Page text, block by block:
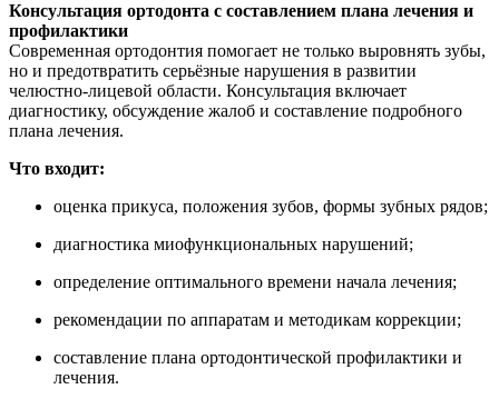
Консультация ортодонта с составлением плана лечения и
профилактики
Современная ортодонтия помогает не только выровнять зубы,
но и предотвратить серьёзные нарушения в развитии
челюстно-лицевой области. Консультация включает
диагностику, обсуждение жалоб и составление подробного
плана лечения.
Что входит:
оценка прикуса, положения зубов, формы зубных рядов;
диагностика миофункциональных нарушений;
определение оптимального времени начала лечения;
рекомендации по аппаратам и методикам коррекции;
составление плана ортодонтической профилактики и
лечения.